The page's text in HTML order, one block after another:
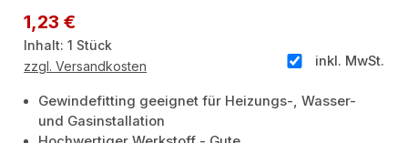
Regulärer Preis:
1,23 €
Inhalt:1 Stück
inkl. MwSt.
zzgl. Versandkosten
Gewindefitting geeignet für Heizungs-, Wasser-
und Gasinstallation